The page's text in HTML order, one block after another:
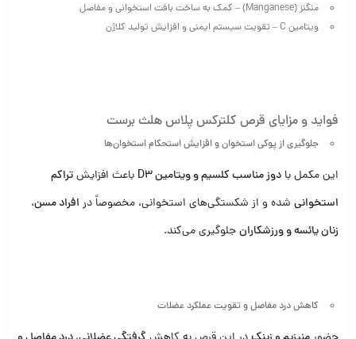
منگنز (Manganese) – کمک به ساخت بافت استخوانی و مفاصل
ویتامین C – تقویت سیستم ایمنی و افزایش تولید کلاژن
فواید و مزایای قرص کلترکس پلاس هلث برست
جلوگیری از پوکی استخوان و افزایش استحکام استخوان‌ها
این مکمل با دوز مناسب کلسیم و ویتامین D3 باعث افزایشتراکم
استخوانی شده و از شکستگی‌های استخوانی، مخصوصاً در افراد مسن،
زنان یائسه و ورزشکارانجلوگیری می‌کند.
کاهش درد مفاصل و تقویت عملکرد عضلات